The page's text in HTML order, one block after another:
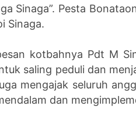
Sinaga”. Pesta
Sinaga.
kotbahnya Pdt M
saling peduli dan
mengajak seluruh
dan